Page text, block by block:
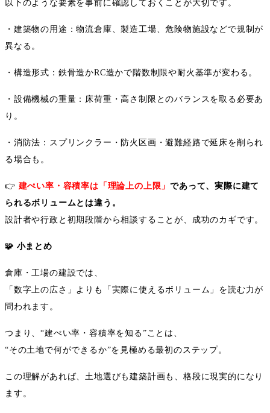
以下のような要素を事前に確認しておくことが大切です。
・建築物の用途：物流倉庫、製造工場、危険物施設などで規制が
異なる。
・構造形式：鉄骨造かRC造かで階数制限や耐火基準が変わる。
・設備機械の重量：床荷重・高さ制限とのバランスを取る必要あ
り。
・消防法：スプリンクラー・防火区画・避難経路で延床を削られ
る場合も。
👉 建ぺい率・容積率は「理論上の上限」であって、実際に建て
られるボリュームとは違う。
設計者や行政と初期段階から相談することが、成功のカギです。
🧩 小まとめ
倉庫・工場の建設では、
「数字上の広さ」よりも「実際に使えるボリューム」を読む力が
問われます。
つまり、“建ぺい率・容積率を知る” ことは、
“その土地で何ができるか”を見極める最初のステップ。
この理解があれば、土地選びも建築計画も、格段に現実的になり
ます。